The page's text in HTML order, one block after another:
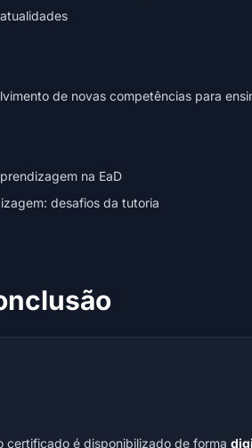
de novas competências para
na EaD
desafios da tutoria
certificado é disponibilizado de forma